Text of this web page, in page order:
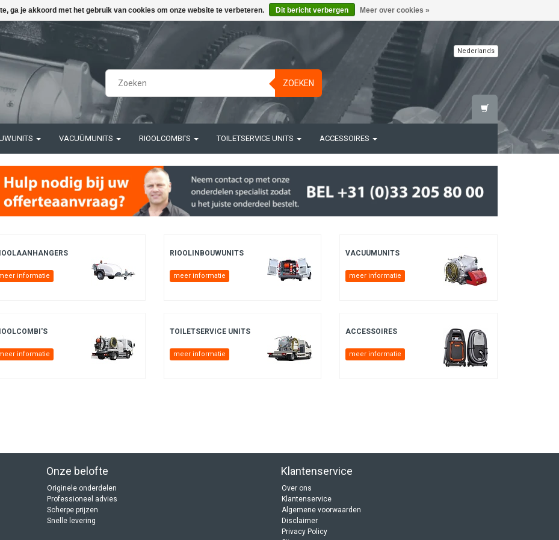
ZOEKEN
Nederlands
VACUÜMUNITS RIOOLCOMBI'S TOILETSERVICE UNITS ACCESSOIRES
informatie
RIOOLINBOUWUNITS
meer informatie
VACUÜMUNITS
meer informatie
informatie
TOILETSERVICE UNITS
meer informatie
ACCESSOIRES
meer informatie
Onze belofte
Originele onderdelen
Professioneel advies
Scherpe prijzen
Snelle levering
Klantenservice
Over ons
Klantenservice
Algemene voorwaarden
Disclaimer
Privacy Policy
ga je akkoord met het gebruik van cookies om onze website te verbeteren. Dit bericht verbergen Meer over cookies »